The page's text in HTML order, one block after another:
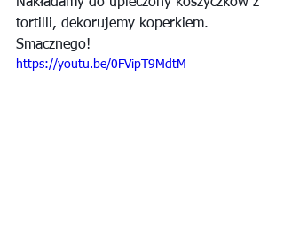
tortilli, dekorujemy koperkiem.
Smacznego!
https://youtu.be/0FVipT9MdtM